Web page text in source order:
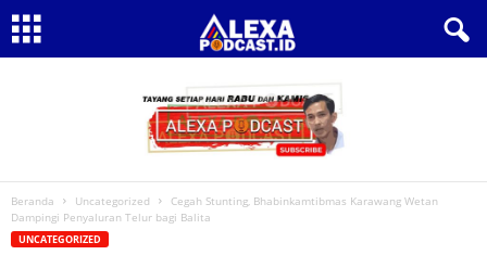
Beranda Uncategorized
Cegah Stunting, Bhabinkamtibmas Karawang Wetan
Dampingi Penyaluran Telur bagi Balita
UNCATEGORIZED